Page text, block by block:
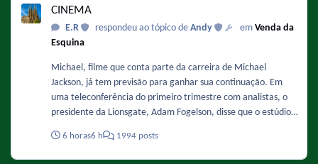
CINEMA
E.R respondeu ao tópico de Andy emVenda da
Esquina
Michael, filme que conta parte da carreira de Michael
Jackson, já tem previsão para ganhar sua continuação. Em
uma teleconferência do primeiro trimestre com analistas, o
presidente da Lionsgate, Adam Fogelson, disse que o estúdio
início de 2027. Sobre a data ele comentou: "Acredito que o
final de 2027 ou o primeiro semestre de 2028 sejam as
6 horas6 h 1994 posts